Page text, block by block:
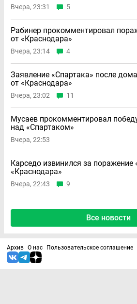
Вчера, 23:31 5
Рабинер прокомментировал
от «Краснодара»
Вчера, 23:14 4
Заявление «Спартака» после
от «Краснодара»
Вчера, 23:02 11
Мусаев прокомментировал
над «Спартаком»
Вчера, 22:53
Карседо извинился за поражение
«Краснодара»
Вчера, 22:43 9
Все новости
Архив О нас Пользовательское соглашение